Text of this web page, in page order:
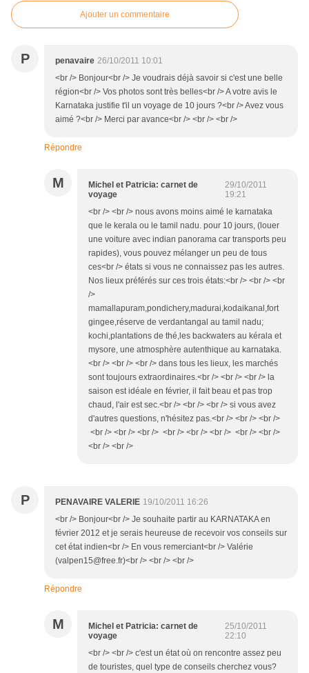
Ajouter un commentaire
P penavaire 26/10/2011 10:01
<br /> Bonjour<br /> Je voudrais déjà savoir si c'est une belle
région<br /> Vos photos sont très belles<br /> A votre avis le
Karnataka justifie t'il un voyage de 10 jours ?<br /> Avez vous
aimé ?<br /> Merci par avance<br /> <br /> <br />
Répondre
M
Michel et Patricia: carnet de
voyage
29/10/2011
19:21
<br /> <br /> nous avons moins aimé le karnataka
que le kerala ou le tamil nadu. pour 10 jours, (louer
une voiture avec indian panorama car transports peu
rapides), vous pouvez mélanger un peu de tous
ces<br /> états si vous ne connaissez pas les autres.
Nos lieux préférés sur ces trois états:<br /> <br /> <br
/>
mamallapuram,pondichery,madurai,kodaikanal,fort
gingee,réserve de verdantangal au tamil nadu;
kochi,plantations de thé,les backwaters au kérala et
mysore, une atmosphère autenthique au karnataka.
<br /> <br /> <br /> dans tous les lieux, les marchés
sont toujours extraordinaires.<br /> <br /> <br /> la
saison est idéale en février, il fait beau et pas trop
chaud, l'air est sec.<br /> <br /> <br /> si vous avez
d'autres questions, n'hésitez pas.<br /> <br /> <br />
<br /> <br /> <br /> <br /> <br /> <br /> <br /> <br />
<br /> <br />
P PENAVAIRE VALERIE 19/10/2011 16:26
<br /> Bonjour<br /> Je souhaite partir au KARNATAKA en
février 2012 et je serais heureuse de recevoir vos conseils sur
cet état indien<br /> En vous remerciant<br /> Valérie
(valpen15@free.fr)<br /> <br /> <br />
Répondre
M
Michel et Patricia: carnet de
voyage
25/10/2011
22:10
<br /> <br /> c'est un état où on rencontre assez peu
de touristes, quel type de conseils cherchez vous?